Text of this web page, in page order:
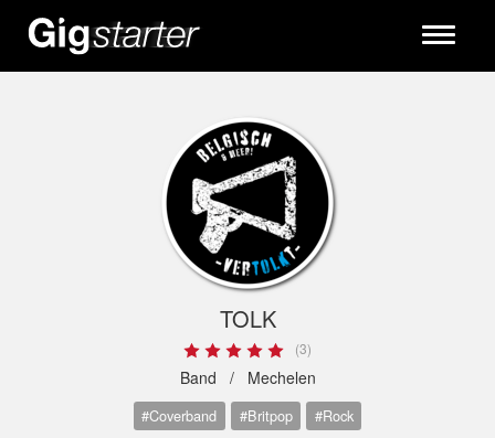
Toggle
TOLK
(3)
Band / Mechelen
#Coverband #Britpop #Rock